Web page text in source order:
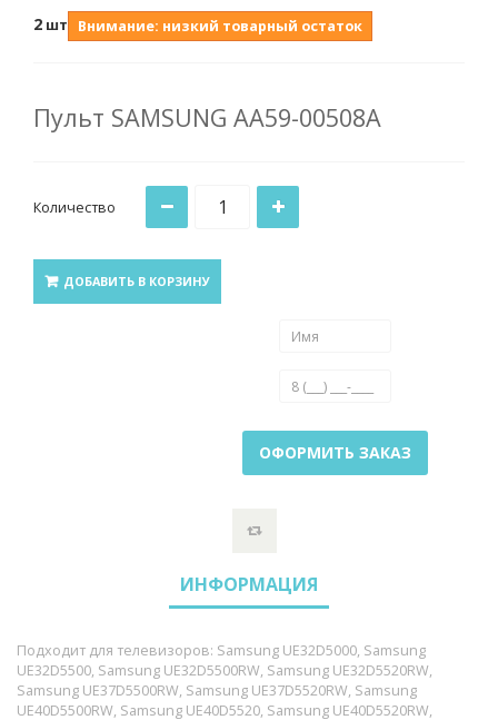
2 шт Внимание: низкий товарный остаток
Пульт SAMSUNG AA59-00508A
Количество
ДОБАВИТЬ В КОРЗИНУ
ОФОРМИТЬ ЗАКАЗ
ИНФОРМАЦИЯ
Подходит для телевизоров: Samsung UE32D5000, Samsung
UE32D5500, Samsung UE32D5500RW, Samsung UE32D5520RW,
Samsung UE37D5500RW, Samsung UE37D5520RW, Samsung
UE40D5500RW, Samsung UE40D5520, Samsung UE40D5520RW,